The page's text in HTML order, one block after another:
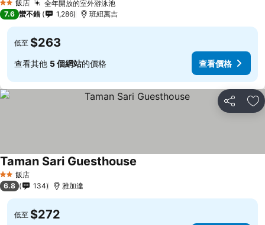
2 星級飯店 全年開放的室外游泳池
7.6 蠻不錯 1,286 班紐萬吉
低至 $263
查看其他 5 個網站的價格 查看價格
分享 加
2 星級飯店
Taman Sari Guesthouse
6.8 134 雅加達
低至 $272